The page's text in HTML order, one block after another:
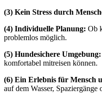
(3) Kein Stress durch
(4) Individuelle Planung: Ob
problemlos möglich.
(5) Hundesichere Umgebung:
komfortabel mitreisen können.
(6) Ein Erlebnis für Mensch
auf dem Wasser,